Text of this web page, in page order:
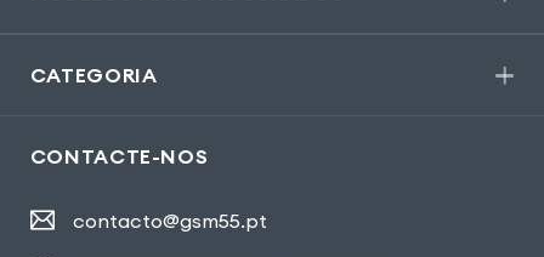
CATEGORIA
CONTACTE-NOS
contacto@gsm55.pt